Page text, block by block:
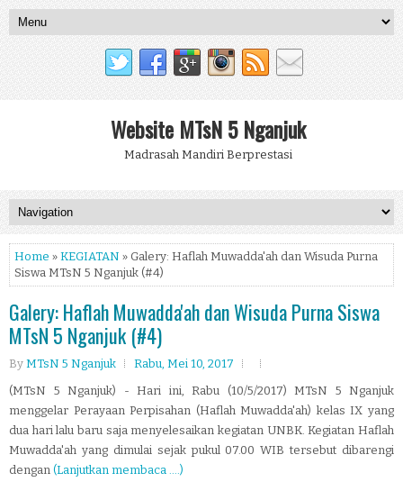
Website MTsN 5 Nganjuk
Madrasah Mandiri Berprestasi
Home » KEGIATAN » Galery: Haflah Muwadda'ah dan Wisuda Purna
Siswa MTsN 5 Nganjuk (#4)
Galery: Haflah Muwadda'ah dan Wisuda Purna Siswa
MTsN 5 Nganjuk (#4)
By MTsN 5 Nganjuk
Rabu, Mei 10, 2017
(MTsN 5 Nganjuk) - Hari ini, Rabu (10/5/2017) MTsN 5 Nganjuk
menggelar Perayaan Perpisahan (Haflah Muwadda'ah) kelas IX yang
dua hari lalu baru saja menyelesaikan kegiatan UNBK. Kegiatan Haflah
Muwadda'ah yang dimulai sejak pukul 07.00 WIB tersebut dibarengi
dengan (Lanjutkan membaca ....)